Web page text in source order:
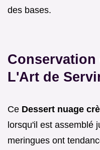
des bases.
Conservation
L'Art de
Ce Dessert nuage
lorsqu'il est assemblé
meringues ont